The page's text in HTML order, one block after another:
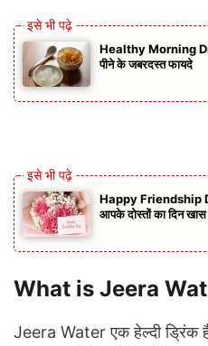
Healthy Morning
पीने के जबरदस्त फायदे
Happy Friendship
आपके दोस्तों का दिन खास
What is Jeera
Jeera Water एक हेल्दी ड्रिंक